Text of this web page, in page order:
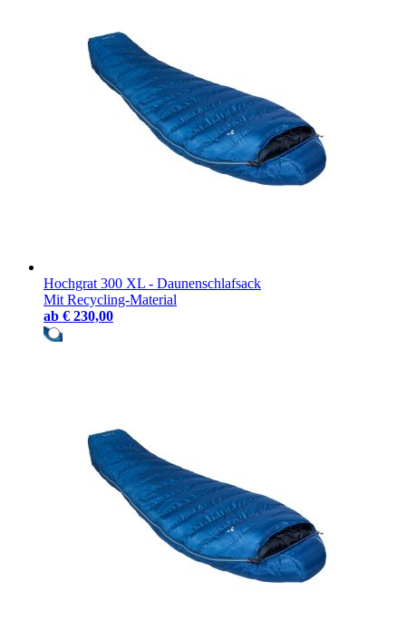
Hochgrat 300 XL - Daunenschlafsack
Mit Recycling-Material
ab € 230,00